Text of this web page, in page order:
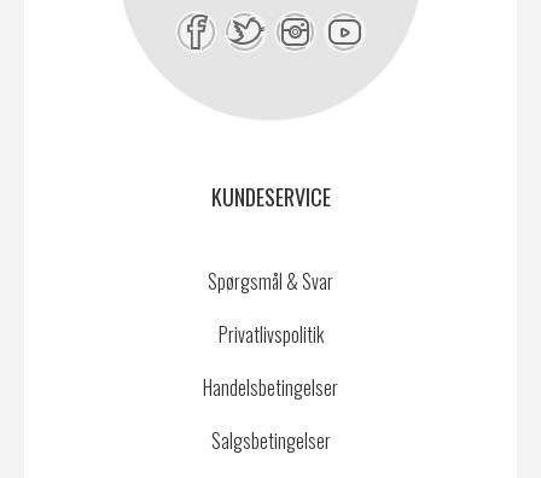
KUNDESERVICE
Spørgsmål & Svar
Privatlivspolitik
Handelsbetingelser
Salgsbetingelser